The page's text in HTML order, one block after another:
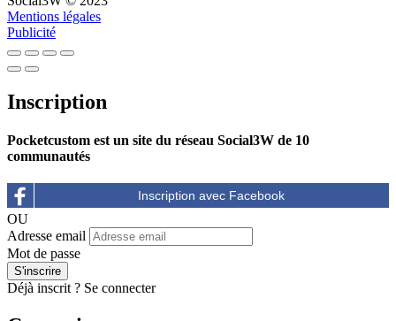
Mentions légales
Publicité
Inscription
Pocketcustom est un site du réseau Social3W de 10
communautés
OU
Adresse email
Mot de passe
Déjà inscrit ? Se connecter